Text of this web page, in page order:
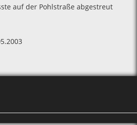
auf der Pohlstraße abgestreut